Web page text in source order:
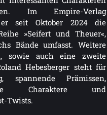
Im Empire-Verlag
seit Oktober 2024 die
»Seifert und Theuer«,
Bände umfasst. Weitere
sowie auch eine zweite
Hebesberger steht für
spannende Prämissen,
Charaktere und
Twists.